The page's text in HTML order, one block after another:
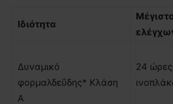
Ιδιότητα
∆υναµικό
φορμαλδεΰδης* Κλάση
Α
24 ώρες